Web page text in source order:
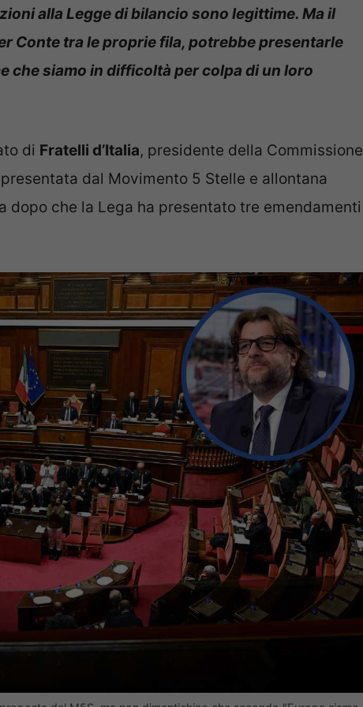
alla Legge di bilancio sono legittime. Ma il
Conte tra le proprie fila, potrebbe presentarle
che siamo in difficoltà per colpa di un loro
di Fratelli d’Italia, presidente della Commissione
dal Movimento 5 Stelle e allontana
dopo che la Lega ha presentato tre emendamenti